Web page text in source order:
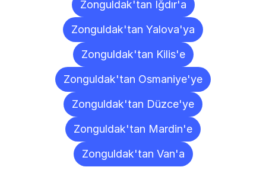
Zonguldak'tan Iğdır'a
Zonguldak'tan Yalova'ya
Zonguldak'tan Kilis'e
Zonguldak'tan Osmaniye'ye
Zonguldak'tan Düzce'ye
Zonguldak'tan Mardin'e
Zonguldak'tan Van'a